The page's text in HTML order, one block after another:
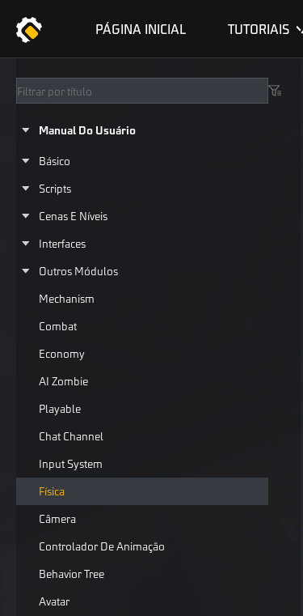
PÁGINA INICIAL TUTORIAIS
Manual Do Usuário
Básico
Scripts
Cenas E Níveis
Interfaces
Outros Módulos
Mechanism
Combat
Economy
AI Zombie
Playable
Chat Channel
Input System
Física
Câmera
Controlador De Animação
Behavior Tree
Avatar